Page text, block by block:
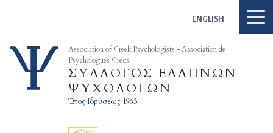
ENGLISH
Association of Greek Psychologists - Association de
Psychologues Grecs
ΣΥΛΛΟΓΟΣ ΕΛΛΗΝΩΝ
ΨΥΧΟΛΟΓΩΝ
Έτος Ιδρύσεως 1963